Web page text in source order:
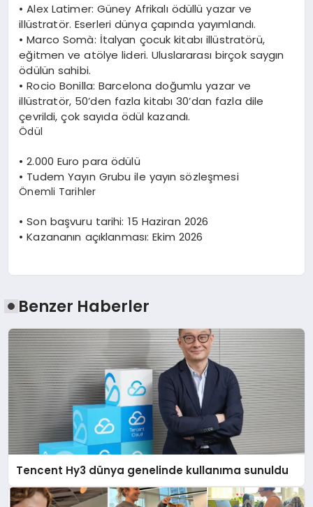
•Alex Latimer: Güney Afrikalı ödüllü yazar ve
illüstratör. Eserleri dünya çapında yayımlandı.
•Marco Somà: İtalyan çocuk kitabı illüstratörü,
eğitmen ve atölye lideri.Uluslararası birçok saygın
ödülün sahibi.
•Rocio Bonilla: Barcelona doğumlu yazar ve
illüstratör, 50’den fazla kitabı 30’dan fazla dile
çevrildi, çok sayıda ödül kazandı.
Ödül
•2.000 Europara ödülü
• Tudem Yayın Grubu ile yayın sözleşmesi
Önemli Tarihler
•Son başvuru tarihi: 15 Haziran 2026
•Kazananın açıklanması: Ekim 2026
Benzer Haberler
Tencent Hy3 dünya genelinde kullanıma sunuldu